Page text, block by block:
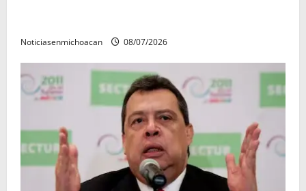
Noticiasenmichoacan 08/07/2026